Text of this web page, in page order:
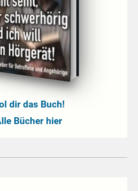
dir das Buch!
Bücher hier